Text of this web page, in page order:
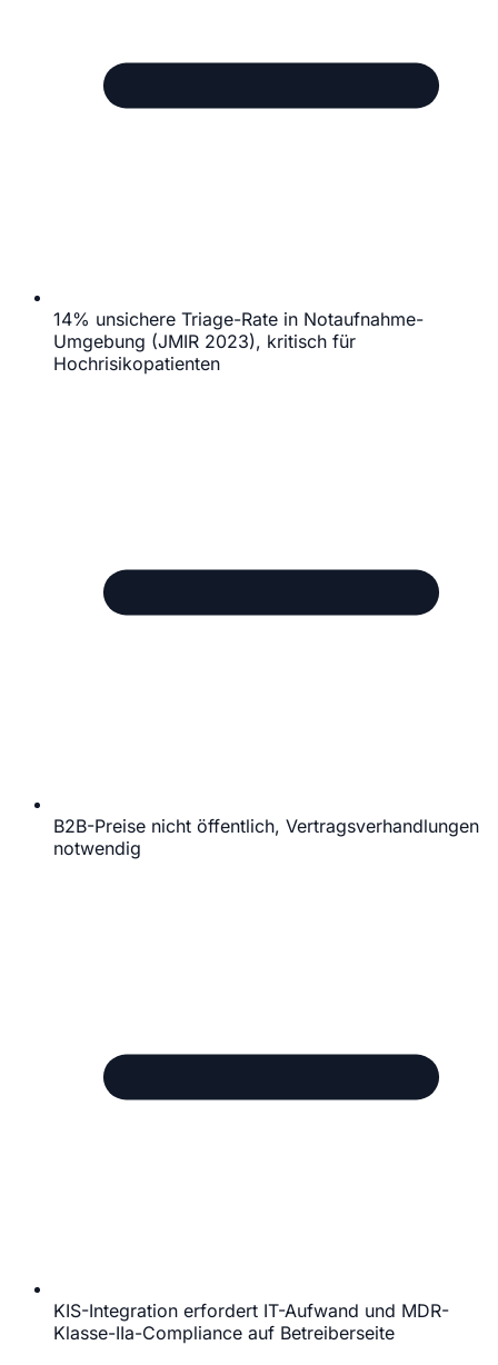
14% unsichere Triage-Rate in Notaufnahme-
Umgebung (JMIR 2023), kritisch für
Hochrisikopatienten
B2B-Preise nicht öffentlich, Vertragsverhandlungen
notwendig
KIS-Integration erfordert IT-Aufwand und MDR-
Klasse-IIa-Compliance auf Betreiberseite